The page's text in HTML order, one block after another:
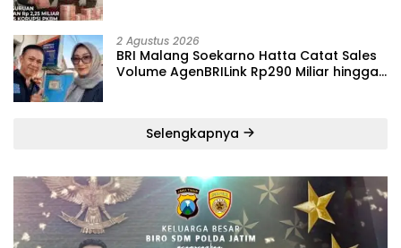
2 Agustus 2026
BRI Malang Soekarno Hatta Catat Sales
Volume AgenBRILink Rp290 Miliar hingga
Selengkapnya